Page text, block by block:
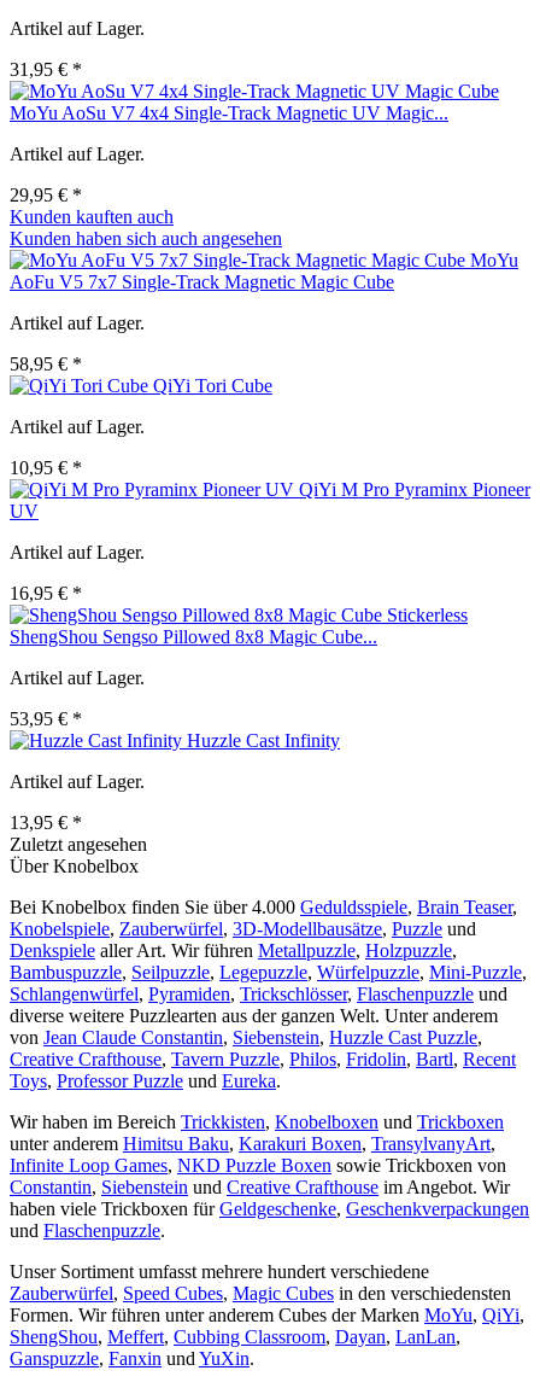
Artikel auf Lager.
31,95 € *
MoYu AoSu V7 4x4 Single-Track Magnetic UV Magic...
Artikel auf Lager.
29,95 € *
Kunden kauften auch
Kunden haben sich auch angesehen
MoYu
AoFu V5 7x7 Single-Track Magnetic Magic Cube
Artikel auf Lager.
58,95 € *
QiYi Tori Cube
Artikel auf Lager.
10,95 € *
QiYi M Pro Pyraminx Pioneer
UV
Artikel auf Lager.
16,95 € *
ShengShou Sengso Pillowed 8x8 Magic Cube...
Artikel auf Lager.
53,95 € *
Huzzle Cast Infinity
Artikel auf Lager.
13,95 € *
Zuletzt angesehen
Über Knobelbox
Bei Knobelbox finden Sie über 4.000 Geduldsspiele, Brain Teaser,
Knobelspiele, Zauberwürfel, 3D-Modellbausätze, Puzzle und
Denkspiele aller Art. Wir führen Metallpuzzle, Holzpuzzle,
Bambuspuzzle, Seilpuzzle, Legepuzzle, Würfelpuzzle, Mini-Puzzle,
Schlangenwürfel, Pyramiden, Trickschlösser, Flaschenpuzzle und
diverse weitere Puzzlearten aus der ganzen Welt. Unter anderem
von Jean Claude Constantin, Siebenstein, Huzzle Cast Puzzle,
Creative Crafthouse, Tavern Puzzle, Philos, Fridolin, Bartl, Recent
Toys, Professor Puzzle und Eureka.
Wir haben im Bereich Trickkisten, Knobelboxen und Trickboxen
unter anderem Himitsu Baku, Karakuri Boxen, TransylvanyArt,
Infinite Loop Games, NKD Puzzle Boxen sowie Trickboxen von
Constantin, Siebenstein und Creative Crafthouse im Angebot. Wir
haben viele Trickboxen fürGeldgeschenke, Geschenkverpackungen
und Flaschenpuzzle.
Unser Sortiment umfasst mehrere hundert verschiedene
Zauberwürfel, Speed Cubes, Magic Cubes in den verschiedensten
Formen. Wir führen unter anderem Cubes der Marken MoYu, QiYi,
ShengShou, Meffert, Cubbing Classroom, Dayan, LanLan,
Ganspuzzle, Fanxin und YuXin.